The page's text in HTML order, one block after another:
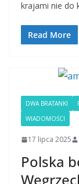
krajami nie do
Read More
DWA BRATANKI
WIADOMOŚCI
17 lipca 2025
Polska